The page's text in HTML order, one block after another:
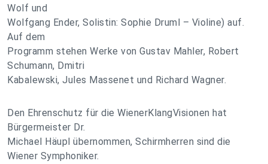
Wolf und
Wolfgang Ender, Solistin: Sophie Druml – Violine) auf.
Auf dem
Programm stehen Werke von Gustav Mahler, Robert
Schumann, Dmitri
Kabalewski, Jules Massenet und Richard Wagner.
Den Ehrenschutz für die WienerKlangVisionen hat
Bürgermeister Dr.
Michael Häupl übernommen, Schirmherren sind die
Wiener Symphoniker.